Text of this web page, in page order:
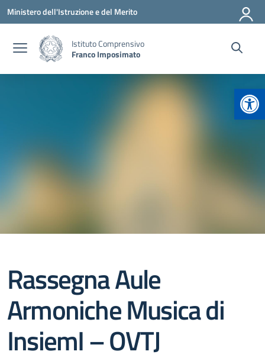
Vai ai contenuti
Vai al menu di navigazione
Vai al footer
Ministero dell'Istruzione e del Merito
Istituto Comprensivo
Franco Imposimato
Rassegna Aule
Armoniche Musica di
InsiemI – OVTJ